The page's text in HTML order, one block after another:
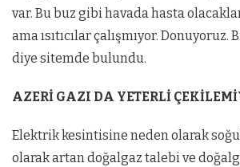
var. Bu buz gibi havada hasta
ama ısıtıcılar çalışmıyor. Donuyoruz.
diye sitemde bulundu.
AZERİ GAZI DA YETERLİ
Elektrik kesintisine neden olarak
olarak artan doğalgaz talebi ve